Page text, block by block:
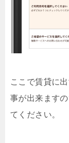
ここで賃貸に
事が出来ます
てください。